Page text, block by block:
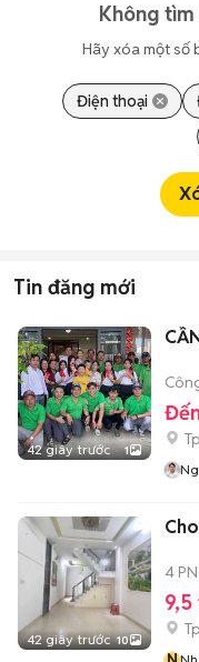
Không
Hãy xóa một số
Điện thoại
Tin đăng mới
42 giây trước 1
42 giây trước 10
4 PN